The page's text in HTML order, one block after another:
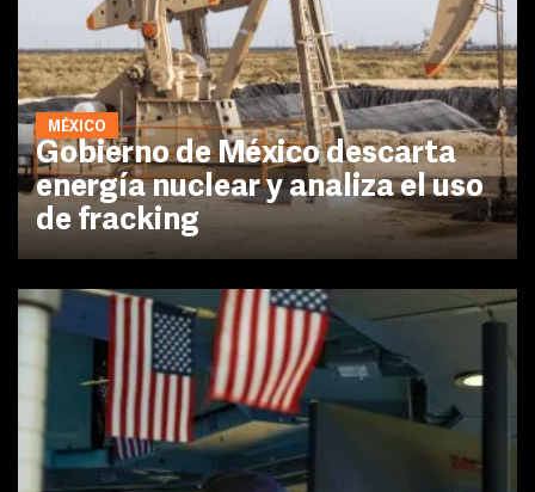
MÉXICO
Gobierno de México descarta
energía nuclear y analiza el uso
de fracking